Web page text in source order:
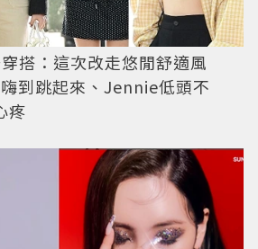
搭：這次改走悠閒舒適風
到跳起來、Jennie低頭不
疼